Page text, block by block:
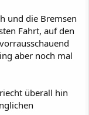
und die Bremsen
Fahrt, auf den
aber noch mal
überall hin